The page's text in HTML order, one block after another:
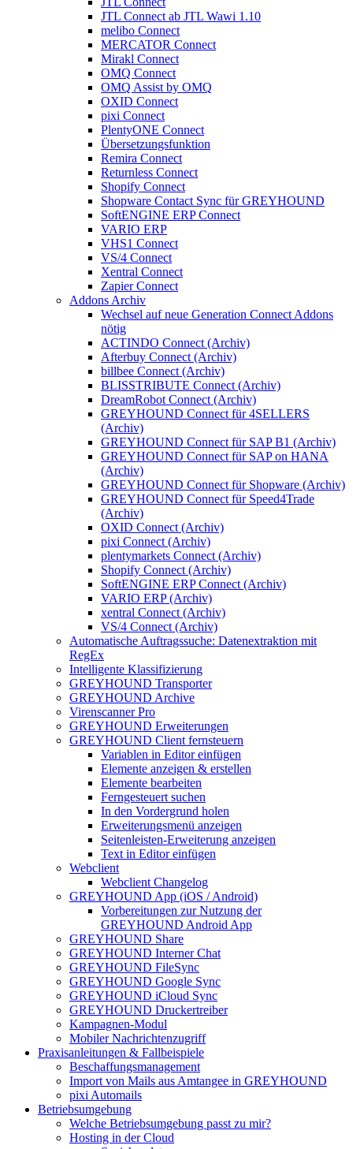
JTL Connect ab JTL Wawi 1.10
melibo Connect
MERCATOR Connect
Mirakl Connect
OMQ Connect
OMQ Assist by OMQ
OXID Connect
pixi Connect
PlentyONE Connect
Übersetzungsfunktion
Remira Connect
Returnless Connect
Shopify Connect
Shopware Contact Sync für GREYHOUND
SoftENGINE ERP Connect
VARIO ERP
VHS1 Connect
VS/4 Connect
Xentral Connect
Zapier Connect
Addons Archiv
Wechsel auf neue Generation Connect Addons
nötig
ACTINDO Connect (Archiv)
Afterbuy Connect (Archiv)
billbee Connect (Archiv)
BLISSTRIBUTE Connect (Archiv)
DreamRobot Connect (Archiv)
GREYHOUND Connect für 4SELLERS
(Archiv)
GREYHOUND Connect für SAP B1 (Archiv)
GREYHOUND Connect für SAP on HANA
(Archiv)
GREYHOUND Connect für Shopware (Archiv)
GREYHOUND Connect für Speed4Trade
(Archiv)
OXID Connect (Archiv)
pixi Connect (Archiv)
plentymarkets Connect (Archiv)
Shopify Connect (Archiv)
SoftENGINE ERP Connect (Archiv)
VARIO ERP (Archiv)
xentral Connect (Archiv)
VS/4 Connect (Archiv)
Automatische Auftragssuche: Datenextraktion mit
RegEx
Intelligente Klassifizierung
GREYHOUND Transporter
GREYHOUND Archive
Virenscanner Pro
GREYHOUND Erweiterungen
GREYHOUND Client fernsteuern
Variablen in Editor einfügen
Elemente anzeigen & erstellen
Elemente bearbeiten
Ferngesteuert suchen
In den Vordergrund holen
Erweiterungsmenü anzeigen
Seitenleisten-Erweiterung anzeigen
Text in Editor einfügen
Webclient
Webclient Changelog
GREYHOUND App (iOS / Android)
Vorbereitungen zur Nutzung der
GREYHOUND Android App
GREYHOUND Share
GREYHOUND Interner Chat
GREYHOUND FileSync
GREYHOUND Google Sync
GREYHOUND iCloud Sync
GREYHOUND Druckertreiber
Kampagnen-Modul
Mobiler Nachrichtenzugriff
Praxisanleitungen & Fallbeispiele
Beschaffungsmanagement
Import von Mails aus Amtangee in GREYHOUND
pixi Automails
Betriebsumgebung
Welche Betriebsumgebung passt zu mir?
Hosting in der Cloud